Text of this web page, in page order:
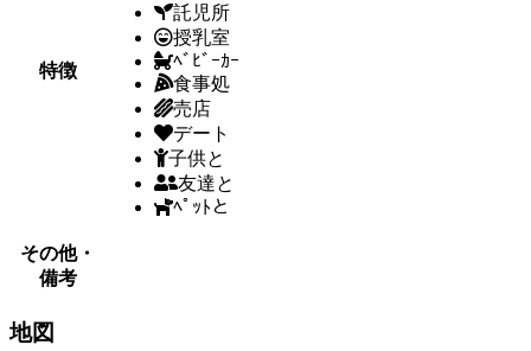
特徴
託児所
授乳室
ﾍﾞﾋﾞｰｶｰ
食事処
売店
デート
子供と
友達と
ﾍﾟｯﾄと
その他・
備考
地図